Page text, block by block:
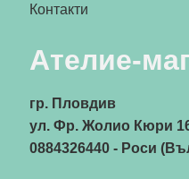
Контакти
Ателие-
гр. Пловдив
ул. Фр. Жолио Кюри
0884326440- Роси